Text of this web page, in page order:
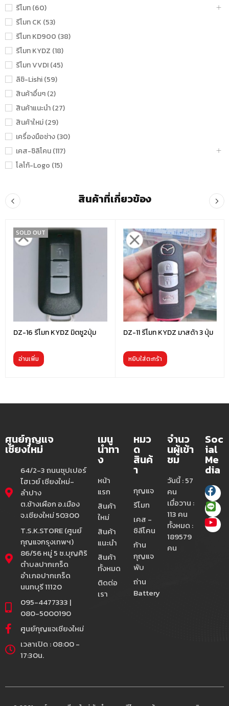
รีโมท (60)
รีโมท CK (53)
รีโมท KD900 (38)
รีโมท KYDZ (18)
รีโมท VVDI (45)
ลิชิ-Lishi (59)
สินค้าอื่นๆ (2)
สินค้าแนะนำ (27)
สินค้าใหม่ (29)
เครื่องมือช่าง (30)
เคส-ซิลิโคน (117)
โลโก้-Logo (15)
สินค้าที่เกี่ยวข้อง
SOLD OUT
DZ-16 รีโมท KYDZ มิตซู2ปุ่ม
อ่านเพิ่ม
DZ-11 รีโมท KYDZ มาสด้า 3 ปุ่ม
หยิบใส่ตะกร้า
ศูนย์กุญแจ
เชียงใหม่
64/2-3 ถนนซุปเปอร์
ไฮเวย์ เชียงใหม่-
ลำปาง
ต.ช้างเผือก อ.เมือง
จ.เชียงใหม่ 50300
T.S.K.STORE (ศูนย์
กุญแจกรุงเทพฯ)
86/56 หมู่ 5 ซ.บุญศิริ
ตำบลปากเกร็ด
อำเภอปากเกร็ด
นนทบุรี 11120
095-4477333 |
080-5000190
ศูนย์กุญแจเชียงใหม่
เวลาเปิด : 08:00 -
17:30น.
เมนู
นำทา
ง
หน้า
แรก
สินค้า
ใหม่
สินค้า
แนะนำ
สินค้า
ทั้งหมด
ติดต่อ
เรา
หมว
ด
สินค้
า
กุญแจ
รีโมท
เคส -
ซิลีโคน
ก้าน
กุญแจ
พับ
ถ่าน
Battery
จำนว
นผู้เข้า
ชม
วันนี้ : 57
คน
เมื่อวาน :
113 คน
ทั้งหมด :
189579
คน
Soc
ial
Me
dia